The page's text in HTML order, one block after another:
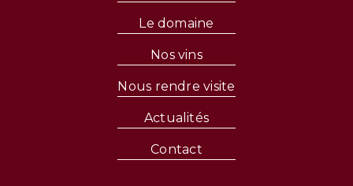
Le domaine
Nos vins
Nous rendre visite
Actualités
Contact